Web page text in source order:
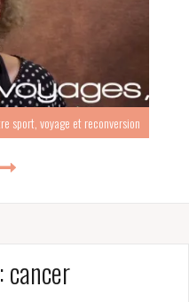
sport, voyage et reconversion
cancer